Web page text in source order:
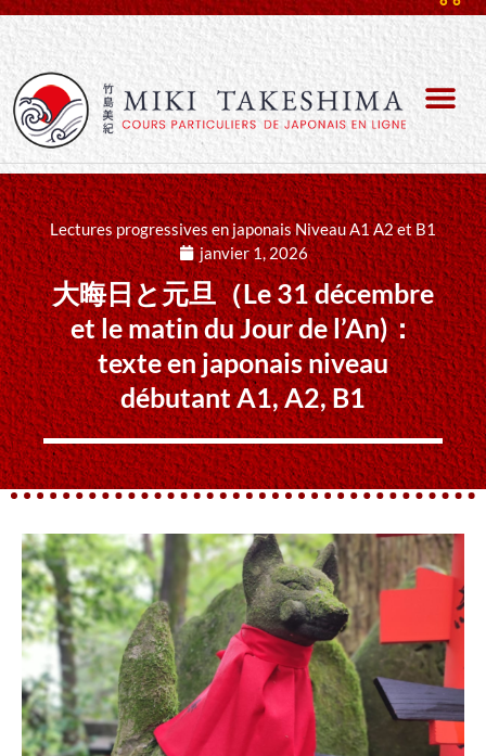
Lectures progressives en japonais Niveau A1 A2 et B1
janvier 1, 2026
大晦日と元旦（Le 31 décembre
et le matin du Jour de l’An)：
texte en japonais niveau
débutant A1, A2, B1